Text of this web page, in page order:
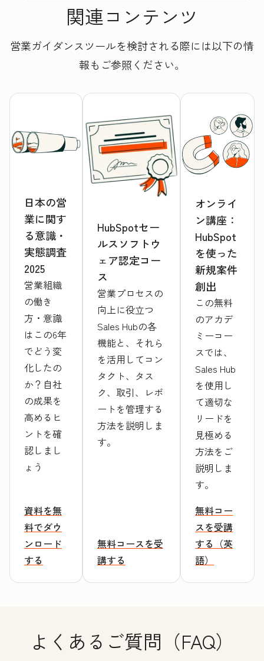
関連コンテンツ
営業ガイダンスツールを検討される際には以下の情
報もご参照ください。
日本の営
業に関す
る意識・
実態調査
2025
営業組織
の働き
方・意識
はこの6年
でどう変
化したの
か？自社
の成果を
高めるヒ
ントを確
認しまし
ょう
資料を無
料でダウ
ンロード
する
HubSpotセー
ルスソフトウ
ェア認定コー
ス
営業プロセスの
向上に役立つ
Sales Hubの各
機能と、それら
を活用してコン
タクト、タス
ク、取引、レポ
ートを管理する
方法を説明しま
す。
無料コースを受
講する
オンライ
ン講座：
HubSpot
を使った
新規案件
創出
この無料
のアカデ
ミーコー
スでは、
Sales Hub
を使用し
て適切な
リードを
見極める
方法をご
説明しま
す。
無料コー
スを受講
する（英
語）
よくあるご質問（FAQ）